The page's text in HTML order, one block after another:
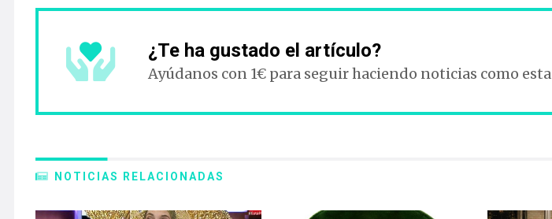
¿Te ha gustado el artículo?
Ayúdanos con 1€ para seguir haciendo noticias como esta
NOTICIAS RELACIONADAS